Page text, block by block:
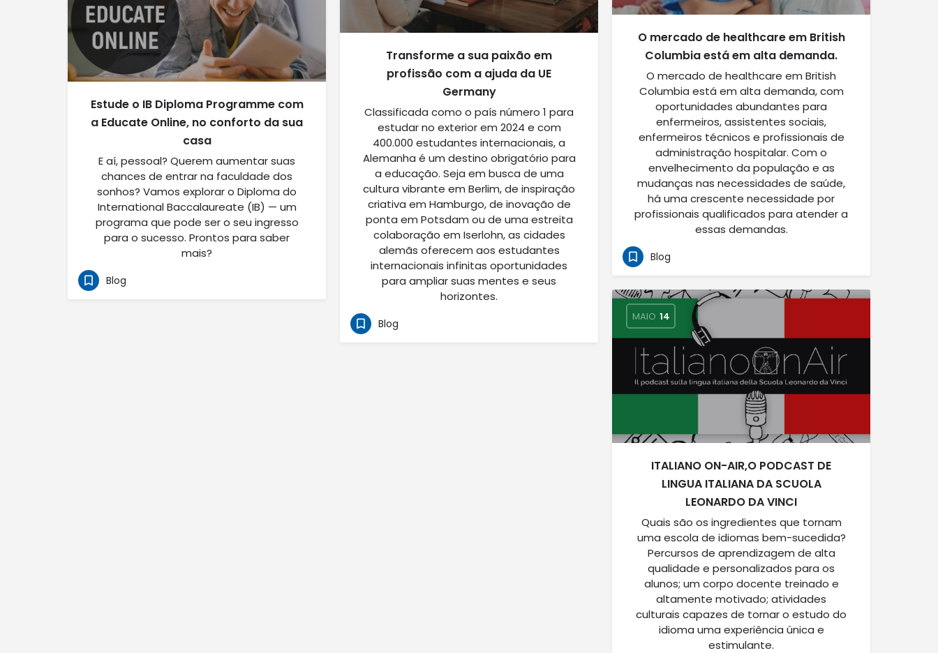
O mercado de healthcare em British
Columbia está em alta demanda.
O mercado de healthcare em British
Columbia está em alta demanda, com
oportunidades abundantes para
enfermeiros, assistentes sociais,
enfermeiros técnicos e profissionais de
administração hospitalar. Com o
envelhecimento da população e as
mudanças nas necessidades de saúde,
há uma crescente necessidade por
profissionais qualificados para atender a
essas demandas.
Blog
Transforme a sua paixão em
profissão com a ajuda da UE
Germany
Classificada como o país número 1 para
estudar no exterior em 2024 e com
400.000 estudantes internacionais, a
Alemanha é um destino obrigatório para
a educação. Seja em busca de uma
cultura vibrante em Berlim, de inspiração
criativa em Hamburgo, de inovação de
ponta em Potsdam ou de uma estreita
colaboração em Iserlohn, as cidades
alemãs oferecem aos estudantes
internacionais infinitas oportunidades
para ampliar suas mentes e seus
horizontes.
Blog
Estude o IB Diploma Programme com
a Educate Online, no conforto da sua
casa
E aí, pessoal? Querem aumentar suas
chances de entrar na faculdade dos
sonhos? Vamos explorar o Diploma do
International Baccalaureate (IB) — um
programa que pode ser o seu ingresso
para o sucesso. Prontos para saber
mais?
Blog
MAIO 14
ITALIANO ON-AIR,O PODCAST DE
LINGUA ITALIANA DA SCUOLA
LEONARDO DA VINCI
Quais são os ingredientes que tornam
uma escola de idiomas bem-sucedida?
Percursos de aprendizagem de alta
qualidade e personalizados para os
alunos; um corpo docente treinado e
altamente motivado; atividades
culturais capazes de tornar o estudo do
idioma uma experiência única e
estimulante.